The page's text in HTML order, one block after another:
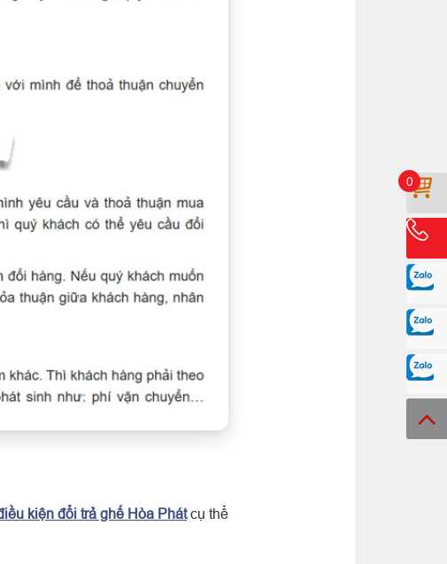
0
kiện đổi trả ghế Hòa Phátcụ thể